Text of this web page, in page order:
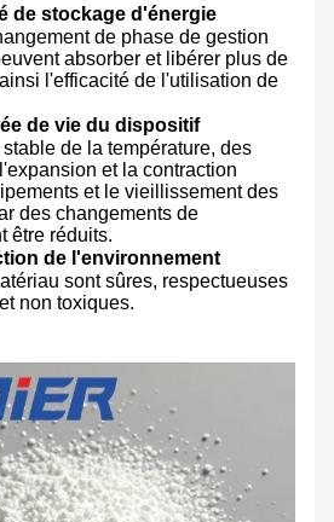
de stockage d'énergie
de phase de gestion
absorber et libérer plus de
l'efficacité de l'utilisation de
de vie du dispositif
de la température, des
et la contraction
et le vieillissement des
des changements de
être réduits.
de l'environnement
sont sûres, respectueuses
non toxiques.